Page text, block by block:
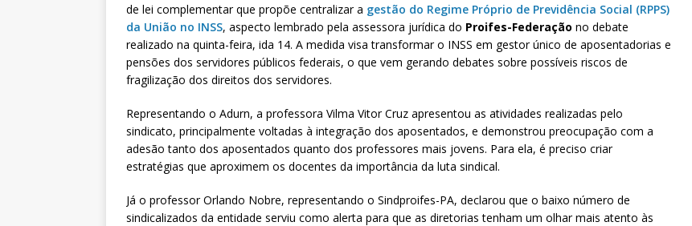
de lei complementar que propõe centralizar a gestão do Regime Próprio de Previdência Social (RPPS)
da União no INSS, aspecto lembrado pela assessora jurídica do Proifes-Federação no debate
realizado na quinta-feira, ida 14. A medida visa transformar o INSS em gestor único de aposentadorias e
pensões dos servidores públicos federais, o que vem gerando debates sobre possíveis riscos de
fragilização dos direitos dos servidores.
Representando o Adurn, a professora Vilma Vitor Cruz apresentou as atividades realizadas pelo
sindicato, principalmente voltadas à integração dos aposentados, e demonstrou preocupação com a
adesão tanto dos aposentados quanto dos professores mais jovens. Para ela, é preciso criar
estratégias que aproximem os docentes da importância da luta sindical.
Já o professor Orlando Nobre, representando o Sindproifes-PA, declarou que o baixo número de
sindicalizados da entidade serviu como alerta para que as diretorias tenham um olhar mais atento às